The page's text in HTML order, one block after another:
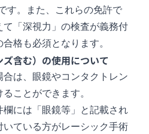
す。また、これらの免許で
「深視力」の検査が義務付
格も必須となります。
含む）の使用について
は、眼鏡やコンタクトレン
ことができます。
欄には「眼鏡等」と記載され
いている方がレーシック手術